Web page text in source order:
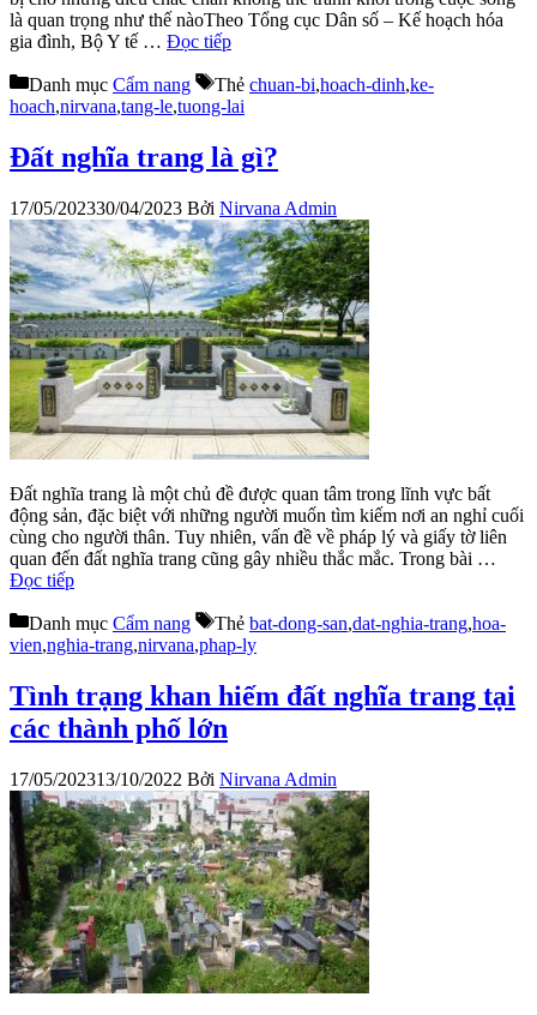
là quan trọng như thế nàoTheo Tổng cục Dân số – Kế hoạch hóa
gia đình, Bộ Y tế … Đọc tiếp
Danh mục Cẩm nang Thẻ chuan-bi,hoach-dinh,ke-
hoach,nirvana,tang-le,tuong-lai
Đất nghĩa trang là gì?
17/05/202330/04/2023 Bởi Nirvana Admin
Đất nghĩa trang là một chủ đề được quan tâm trong lĩnh vực bất
động sản, đặc biệt với những người muốn tìm kiếm nơi an nghỉ cuối
cùng cho người thân. Tuy nhiên, vấn đề về pháp lý và giấy tờ liên
quan đến đất nghĩa trang cũng gây nhiều thắc mắc. Trong bài …
Đọc tiếp
Danh mục Cẩm nang Thẻ bat-dong-san,dat-nghia-trang,hoa-
vien,nghia-trang,nirvana,phap-ly
Tình trạng khan hiếm đất nghĩa trang tại
các thành phố lớn
17/05/202313/10/2022 Bởi Nirvana Admin